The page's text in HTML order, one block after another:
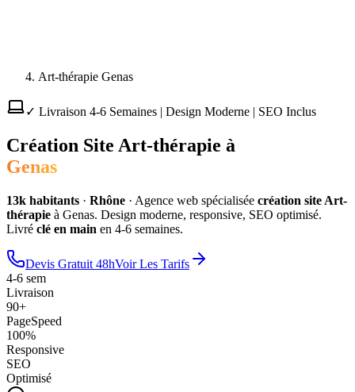
Art-thérapie Genas
✓ Livraison 4-6 Semaines | Design Moderne | SEO Inclus
Création Site Art-thérapie à
Genas
13k habitants · Rhône · Agence web spécialisée création site Art-
thérapie à Genas. Design moderne, responsive, SEO optimisé.
Livré clé en main en 4-6 semaines.
Devis Gratuit 48hVoir Les Tarifs
4-6 sem
Livraison
90+
PageSpeed
100%
Responsive
SEO
Optimisé